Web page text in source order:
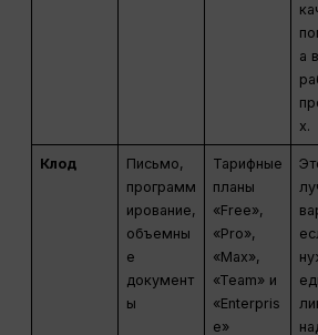
а в
х.
Клод
Письмо,
программ
ирование,
объемны
е
документ
ы
Тарифные
планы
«Free»,
«Pro»,
«Max»,
«Team» и
«Enterpris
e»